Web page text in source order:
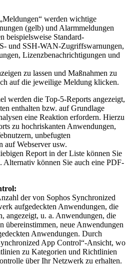
werden wichtige
(gelb) und Alarmmeldungen
beispielsweise Standard-
und SSH-WAN-Zugriffswarnungen,
Lizenzbenachrichtigungen und
zu lassen und Maßnahmen zu
auf die jeweilige Meldung klicken.
werden die Top-5-Reports angezeigt,
enthalten bzw. auf Grundlage
eine Reaktion erfordern. Hierzu
zu hochriskanten Anwendungen,
unbefugten
auf Webserver usw.
Report in der Liste können Sie
Alternativ können Sie auch eine PDF-
der von Sophos Synchronized
aufgedeckten Anwendungen, die
angezeigt, u. a. Anwendungen, die
übereinstimmen, neue Anwendungen
Anwendungen. Durch
App Control“-Ansicht, wo
zu Kategorien und Richtlinien
über Ihr Netzwerk zu erhalten.